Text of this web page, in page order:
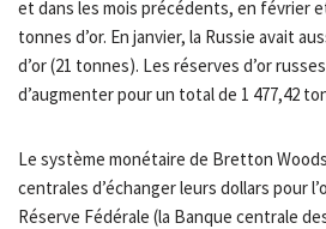
et dans les mois précédents, en février
tonnes d’or. En janvier, la Russie avait
d’or (21 tonnes). Les réserves d’or
d’augmenter pour un total de 1 477,42
Le système monétaire de Bretton
centrales d’échanger leurs dollars pour
Réserve Fédérale (la Banque centrale